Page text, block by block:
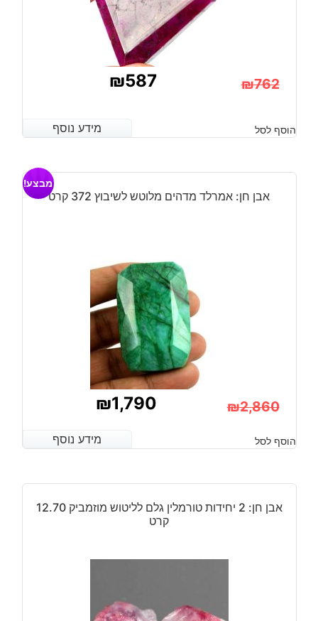
₪762
המקורי
₪587
הנוכחי
מידע נוסף הוסף לסל מידע נוסף
אבן חן: אמרלד מדהים מלוטש לשיבוץ 372 קרט
מבצע!
₪2,860
המקורי
היה:
₪2,860.
₪1,790
הנוכחי
הוא:
₪1,790.
מידע נוסף הוסף לסל מידע נוסף
אבן חן: 2 יחידות טורמלין גלם לליטוש מוזמביק 12.70
קרט